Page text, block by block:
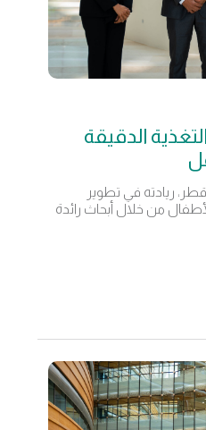
الدقيقة
ريادته في تطوير
من خلال أبحاث رائدة